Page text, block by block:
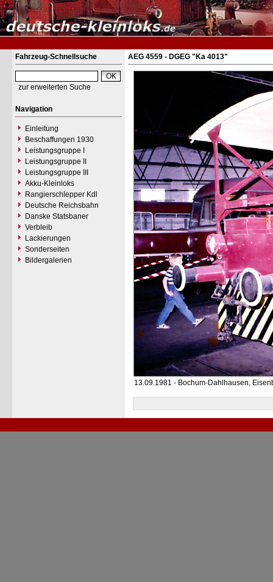
Fahrzeug-Schnellsuche
zur erweiterten Suche
Navigation
Einleitung
Beschaffungen 1930
Leistungsgruppe I
Leistungsgruppe II
Leistungsgruppe III
Akku-Kleinloks
Rangierschlepper Kdl
Deutsche Reichsbahn
Danske Statsbaner
Verbleib
Lackierungen
Sonderseiten
Bildergalerien
AEG 4559 - DGEG "Ka 4013"
13.09.1981 - Bochum-Dahlhausen,